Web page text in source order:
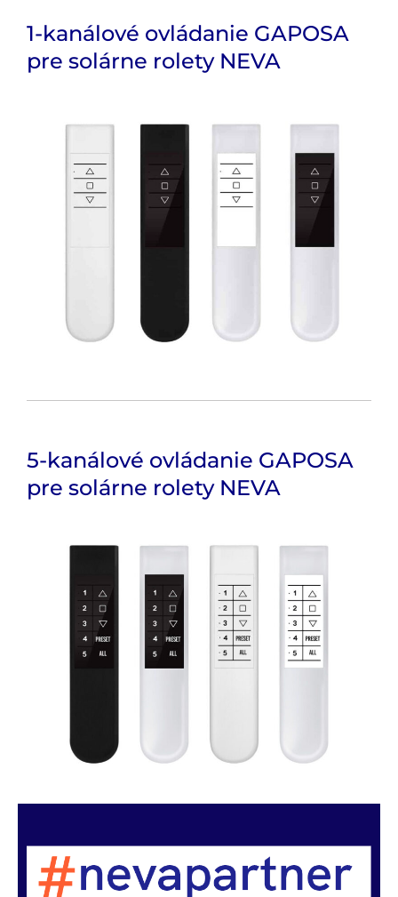
1-kanálové ovládanie GAPOSA
pre solárne rolety NEVA
5-kanálové ovládanie GAPOSA
pre solárne rolety NEVA